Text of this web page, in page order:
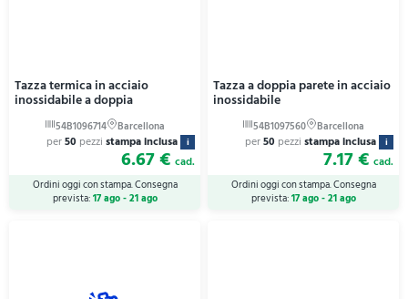
Tazza termica in acciaio
inossidabile a doppia
per50 pezzi stampa inclusa i
6.67 € cad.
Ordini oggi con stampa. Consegna
prevista:17 ago - 21 ago
Tazza a doppia parete in acciaio
inossidabile
per50 pezzi stampa inclusa i
7.17 € cad.
Ordini oggi con stampa. Consegna
prevista:17 ago - 21 ago